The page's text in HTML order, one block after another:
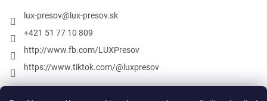
lux-presov@ lux-presov.sk
+421 51 77 10 809
http://www.fb.com/LUXPresov
https://www.tiktok.com/@luxpresov